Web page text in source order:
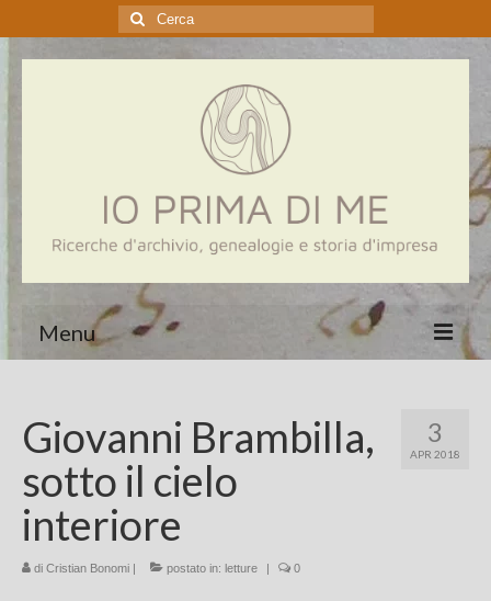
Cerca:
Menu
Genealogia
Aziende
Chi sono
FAQ
3
APR 2018
Giovanni Brambilla,
sotto il cielo
interiore
di Cristian Bonomi | postato in: letture | 0